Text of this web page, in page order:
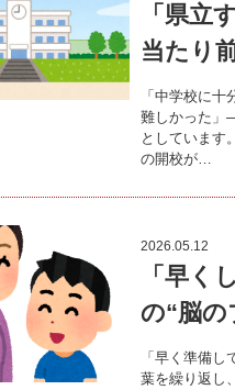
「県立
当たり
「中学校に
難しかった」
としています
の開校が…
2026.05.12
「早く
の“脳
「早く準備
葉を繰り返し